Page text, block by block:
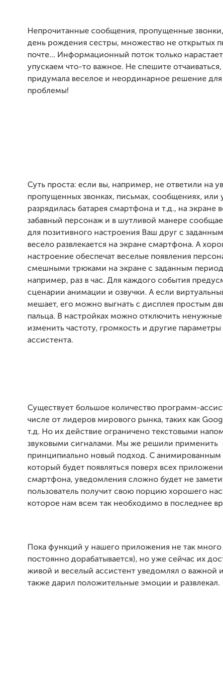
Непрочитанные сообщения, пропущенные
день рождения сестры, множество не открытых
почте... Информационный поток только
упускаем что-то важное. Не спешите
придумала веселое и неординарное решение
проблемы!
Суть проста: если вы, например, не ответили на
пропущенных звонках, письмах, сообщениях, или
разрядилась батарея смартфона и т.д., на экране
забавный персонаж и в шутливой манере
для позитивного настроения Ваш друг с
весело развлекается на экране смартфона. А
настроение обеспечат веселые появления
смешными трюками на экране с заданным
например, раз в час. Для каждого события
сценарии анимации и озвучки. А если
мешает, его можно выгнать с дисплея простым
пальца. В настройках можно отключить
изменить частоту, громкость и другие
ассистента.
Существует большое количество программ-
числе от лидеров мирового рынка, таких как
т.д. Но их действие ограничено текстовыми
звуковыми сигналами. Мы же решили применить
принципиально новый подход. С
который будет появляться поверх всех
смартфона, уведомления сложно будет не
пользователь получит свою порцию хорошего
которое нам всем так необходимо в последнее
Пока функций у нашего приложения не так
постоянно дорабатывается), но уже сейчас их
живой и веселый ассистент уведомлял о важной
также дарил положительные эмоции и развлекал.